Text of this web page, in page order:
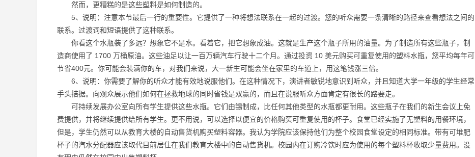
然而，更糟糕的是这些塑料是如何制造的。
5、说明：注意本节最后一行的重要性。它提供了一种将想法联系在一起的过渡。您的听众需要一条清晰的路径来查看想法之间的
联系。过渡词和短语提供了这种联系。
你看这个水瓶装了多远？想象它不是水。看着它，把它想象成油。这就是生产这个瓶子所用的油量。为了制造所有这些瓶子，制
造商使用了 1700 万桶原油。这些油足以让一百万辆汽车行驶十二个月。通过投资 10 美元购买可重复使用的塑料水瓶，您平均每年可
节省400元。你可能会装满你的车，对我们来说，大一新生可能会坐在家里的车道上，用这笔钱涨三倍。
6、说明：你需要了解你的听众才能有效地说服他们。在这种情况下，演讲者敏锐地意识到听众，并且知道大学一年级的学生经常
手头拮据。向观众展示他们如何在拯救地球的同时省钱是双赢的，而且在说服听众方面肯定有很长的路要走。
可持续发展办公室向所有学生提供这些水瓶。它们由锡制成，比任何其他类型的水瓶都更耐用。这些瓶子在我们的新生会议上免
费提供，并将继续提供给所有学生。更不用说，可以选择以便宜的价格购买可重复使用的杯子。食堂已经实施了无塑料的用餐环境，
但是，学生仍然可以从教育大楼的自动售货机购买塑料容器。我认为学院应该保持他们为整个校园食堂设定的相同标准。带有可堆肥
杯子的汽水分配器应该取代目前居住在我们教育大楼中的自动售货机。校园内在订购冷饮时应为使用的每个塑料杯收取少量费用。没